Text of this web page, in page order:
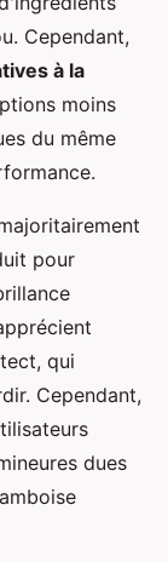
Cependant,
à la
moins
du même
pour
qui
Cependant,
dues